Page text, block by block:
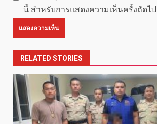
นี้ สำหรับการแสดงความเห็นครั้งถัดไป
RELATED STORIES